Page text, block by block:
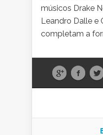
músicos Drake
Leandro Dalle e
completam a